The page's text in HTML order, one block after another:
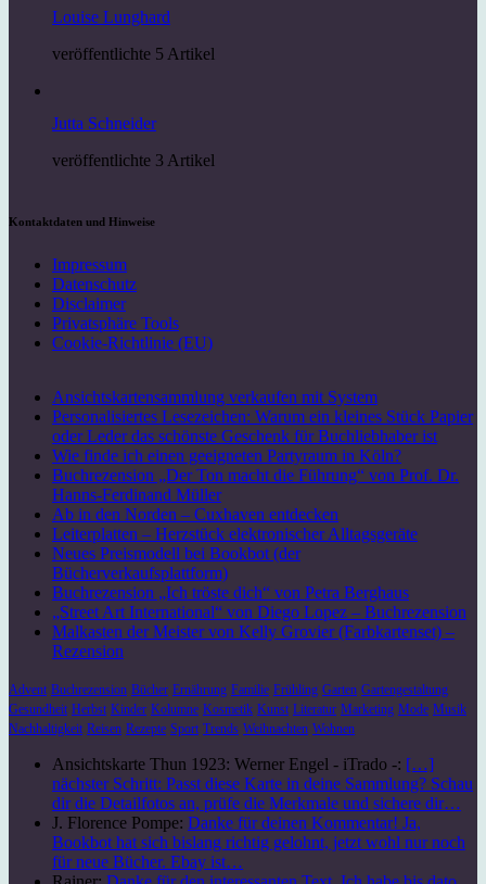
Louise Lunghard
veröffentlichte 5 Artikel
Jutta Schneider
veröffentlichte 3 Artikel
Kontaktdaten und Hinweise
Impressum
Datenschutz
Disclaimer
Privatsphäre Tools
Cookie-Richtlinie (EU)
Ansichtskartensammlung verkaufen mit System
Personalisiertes Lesezeichen: Warum ein kleines Stück Papier
oder Leder das schönste Geschenk für Buchliebhaber ist
Wie finde ich einen geeigneten Partyraum in Köln?
Buchrezension „Der Ton macht die Führung“ von Prof. Dr.
Hanns-Ferdinand Müller
Ab in den Norden – Cuxhaven entdecken
Leiterplatten – Herzstück elektronischer Alltagsgeräte
Neues Preismodell bei Bookbot (der
Bücherverkaufsplattform)
Buchrezension „Ich tröste dich“ von Petra Berghaus
„Street Art International“ von Diego Lopez – Buchrezension
Malkasten der Meister von Kelly Grovier (Farbkartenset) –
Rezension
Advent Buchrezension Bücher Ernährung Familie Frühling Garten Gartengestaltung
Gesundheit Herbst Kinder Kolumne Kosmetik Kunst Literatur Marketing Mode Musik
Nachhaltigkeit Reisen Rezepte Sport Trends Weihnachten Wohnen
Ansichtskarte Thun 1923: Werner Engel - iTrado -: […]
nächster Schritt: Passt diese Karte in deine Sammlung? Schau
dir die Detailfotos an, prüfe die Merkmale und sichere dir…
J. Florence Pompe: Danke für deinen Kommentar! Ja,
Bookbot hat sich bislang richtig gelohnt, jetzt wohl nur noch
für neue Bücher. Ebay ist…